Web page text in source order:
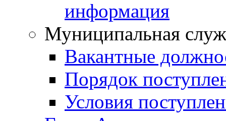
информация
Муниципальная
Вакантные
Порядок
Условия